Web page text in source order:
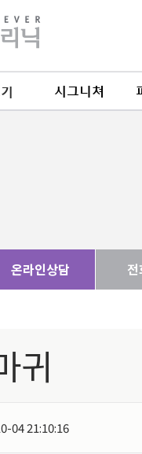
시그니쳐
온라인상담
귀
04 21:10:16